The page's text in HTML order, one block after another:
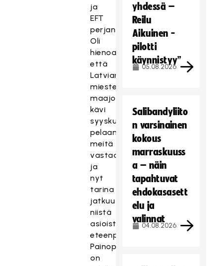
ja
EFT
perjantaina.
Oli
hienoa,
että
Latvian
miesten
maajoukkue
kävi
syyskuussa
pelaamassa
meitä
vastaan,
ja
nyt
tarina
jatkuu
niistä
asioista
eteenpäin.
Painopiste
on
yhdessä –
Reilu
Aikuinen -
pilotti
käynnistyy”
05.08.2026
Salibandyliito
n varsinainen
kokous
marraskuuss
a – näin
tapahtuvat
ehdokasasett
elu ja
valinnat
04.08.2026